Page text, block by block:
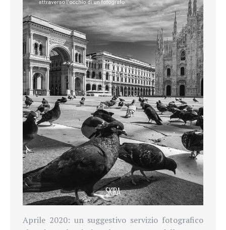
Aprile 2020: un suggestivo servizio fotografico